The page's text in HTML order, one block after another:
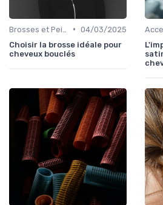
• 04/03/2025
Choisir la brosse idéale pour
cheveux bouclés